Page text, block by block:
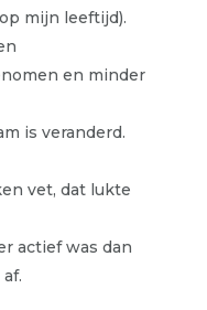
mijn leeftijd).
en minder
is veranderd.
vet, dat lukte
actief was dan